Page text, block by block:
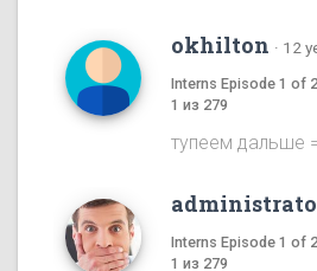
okhilton · 12
Interns Episode 1 of
1 из 279
тупеем дальше
Interns Episode 1 of
1 из 279